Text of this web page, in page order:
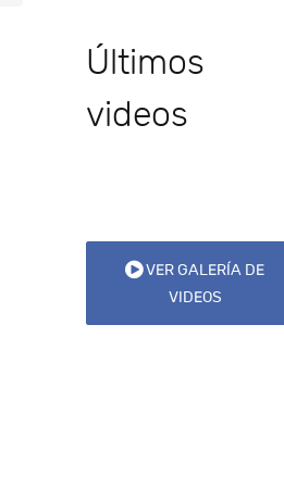
Últimos
videos
VER GALERÍA DE
VIDEOS